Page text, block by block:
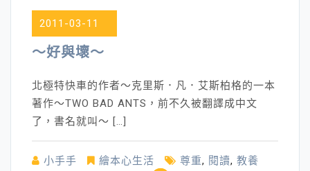
大
家
樣
2011-03-11
～好與壞～
北極特快車的作者～克里斯．凡．艾斯柏格的一本
著作～TWO BAD ANTS，前不久被翻譯成中文
了，書名就叫～ […]
小手手 繪本心生活 尊重, 閱讀, 教養